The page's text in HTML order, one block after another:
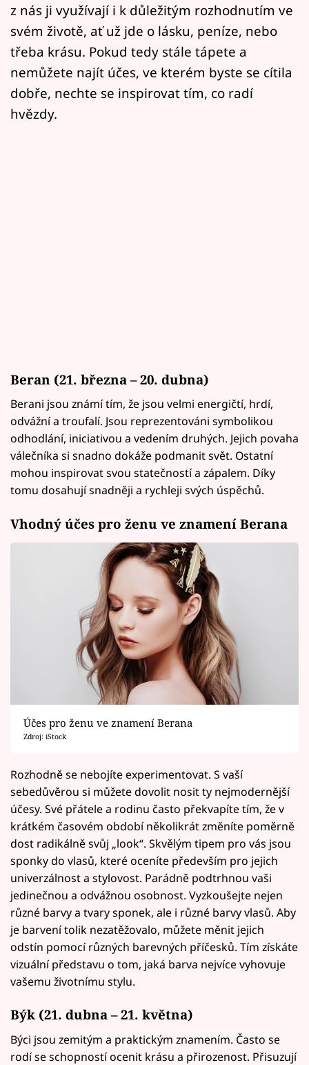
Sledujte nás
z nás ji využívají i k důležitým rozhodnutím ve
svém životě, ať už jde o lásku, peníze, nebo
třeba krásu. Pokud tedy stále tápete a
nemůžete najít účes, ve kterém byste se cítila
dobře, nechte se inspirovat tím, co radí
hvězdy.
Beran (21. března – 20. dubna)
Berani jsou známí tím, že jsou velmi energičtí, hrdí,
odvážní a troufalí. Jsou reprezentováni symbolikou
odhodlání, iniciativou a vedením druhých. Jejich povaha
válečníka si snadno dokáže podmanit svět. Ostatní
mohou inspirovat svou statečností a zápalem. Díky
tomu dosahují snadněji a rychleji svých úspěchů.
Vhodný účes pro ženu ve znamení Berana
Účes pro ženu ve znamení Berana
Zdroj: iStock
Rozhodně se nebojíte experimentovat. S vaší
sebedůvěrou si můžete dovolit nosit ty nejmodernější
účesy. Své přátele a rodinu často překvapíte tím, že v
krátkém časovém období několikrát změníte poměrně
dost radikálně svůj „look“. Skvělým tipem pro vás jsou
sponky do vlasů, které oceníte především pro jejich
univerzálnost a stylovost. Parádně podtrhnou vaši
jedinečnou a odvážnou osobnost. Vyzkoušejte nejen
různé barvy a tvary sponek, ale i různé barvy vlasů. Aby
je barvení tolik nezatěžovalo, můžete měnit jejich
odstín pomocí různých barevných příčesků. Tím získáte
vizuální představu o tom, jaká barva nejvíce vyhovuje
vašemu životnímu stylu.
Býk (21. dubna – 21. května)
Býci jsou zemitým a praktickým znamením. Často se
rodí se schopností ocenit krásu a přirozenost. Přisuzují